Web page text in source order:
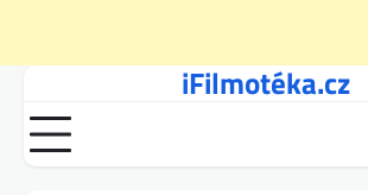
content
iFilmotéka.cz